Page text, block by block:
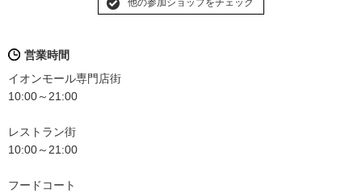
他の参加ショップをチェック
営業時間
イオンモール専門店街
10:00～21:00
レストラン街
10:00～21:00
フードコート